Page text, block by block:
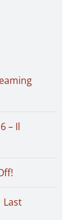
– Il
Last